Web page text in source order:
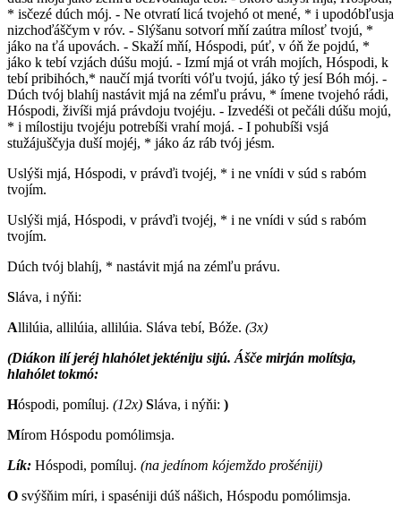
* isčezé dúch mój. - Ne otvratí licá tvojehó ot mené, * i upodóbľusja
nizchoďáščym v róv. - Slýšanu sotvorí mňí zaútra mílosť tvojú, *
jáko na ťá upovách. - Skaží mňí, Hóspodi, púť, v óň že pojdú, *
jáko k tebí vzjách dúšu mojú. - Izmí mjá ot vráh mojích, Hóspodi, k
tebí pribihóch,* naučí mjá tvoríti vóľu tvojú, jáko tý jesí Bóh mój. -
Dúch tvój blahíj nastávit mjá na zémľu právu, * ímene tvojehó rádi,
Hóspodi, živíši mjá právdoju tvojéju. - Izvedéši ot pečáli dúšu mojú,
* i mílostiju tvojéju potrebíši vrahí mojá. - I pohubíši vsjá
stužájuščyja duší mojéj, * jáko áz ráb tvój jésm.
Uslýši mjá, Hóspodi, v právďi tvojéj, * i ne vnídi v súd s rabóm
tvojím.
Uslýši mjá, Hóspodi, v právďi tvojéj, * i ne vnídi v súd s rabóm
tvojím.
Dúch tvój blahíj, * nastávit mjá na zémľu právu.
Sláva, i nýňi:
Allilúia, allilúia, allilúia. Sláva tebí, Bóže. (3x)
(Diákon ilí jeréj hlahólet jekténiju sijú. Ášče mirján molítsja,
hlahólet tokmó:
Hóspodi, pomíluj. (12x) Sláva, i nýňi: )
Mírom Hóspodu pomólimsja.
Lík: Hóspodi, pomíluj. (na jedínom kójemždo prošéniji)
O svýšňim míri, i spaséniji dúš nášich, Hóspodu pomólimsja.